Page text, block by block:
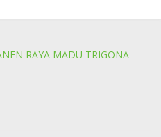
RAYA MADU TRIGONA